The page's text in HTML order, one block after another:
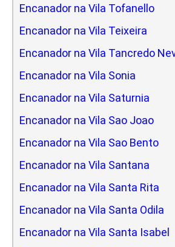
Encanador na Vila Tofanello
Encanador na Vila Teixeira
Encanador na Vila Tancredo
Encanador na Vila Sonia
Encanador na Vila Saturnia
Encanador na Vila Sao Joao
Encanador na Vila Sao Bento
Encanador na Vila Santana
Encanador na Vila Santa Rita
Encanador na Vila Santa Odila
Encanador na Vila Santa Isabel